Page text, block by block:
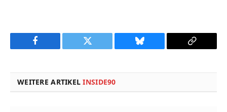
Facebook Twitter Bluesky
Copy
WEITERE ARTIKELINSIDE90